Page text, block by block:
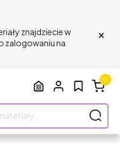
znajdziecie w
zalogowaniu na
×
0